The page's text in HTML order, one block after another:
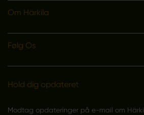
Om Härkila
Følg Os
Hold dig opdateret
Modtag opdateringer på e-mail om